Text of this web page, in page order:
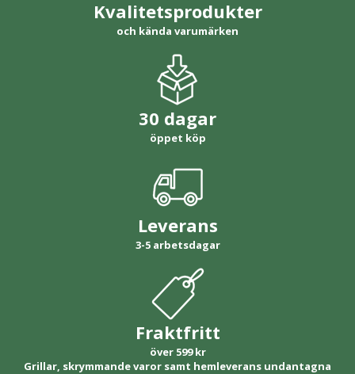
Kvalitetsprodukter
och kända varumärken
30 dagar
öppet köp
Leverans
3-5 arbetsdagar
Fraktfritt
över 599 kr
Grillar, skrymmande varor samt hemleverans undantagna